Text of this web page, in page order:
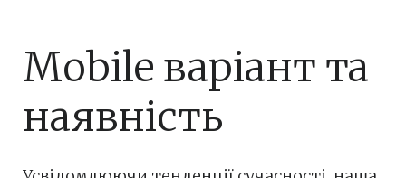
Mobile варіант та
наявність